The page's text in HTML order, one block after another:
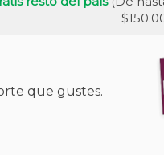
que gustes.